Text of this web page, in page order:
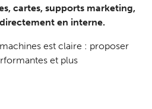
cartes, supports marketing,
en interne.
est claire : proposer
et plus